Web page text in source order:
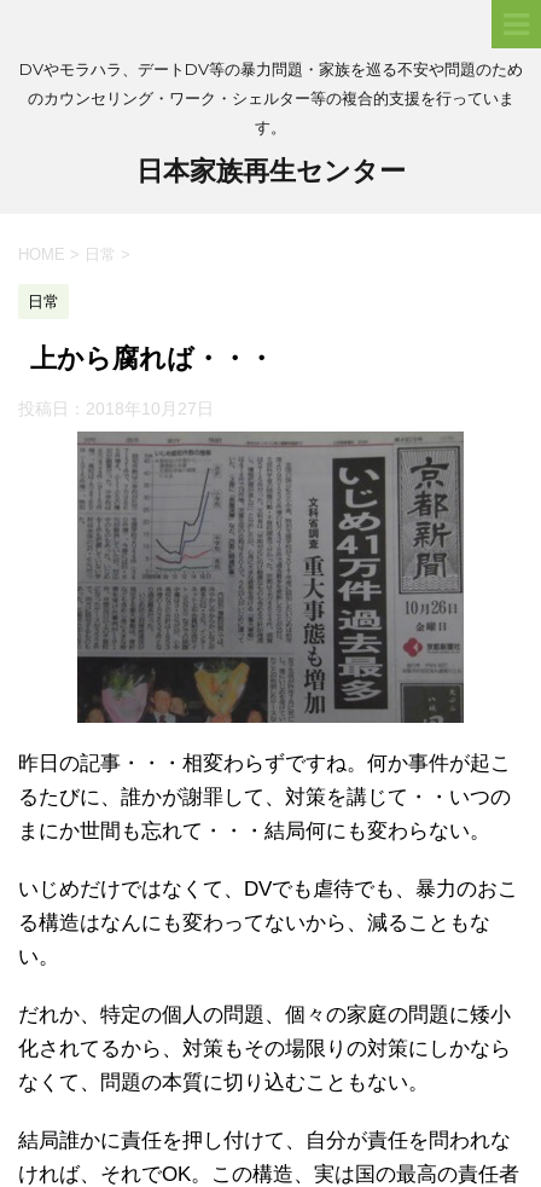
DVやモラハラ、デートDV等の暴力問題・家族を巡る不安や問題のため
のカウンセリング・ワーク・シェルター等の複合的支援を行っていま
す。
日本家族再生センター
HOME > 日常 >
日常
上から腐れば・・・
投稿日： 2018年10月27日
昨日の記事・・・相変わらずですね。何か事件が起こ
るたびに、誰かが謝罪して、対策を講じて・・いつの
まにか世間も忘れて・・・結局何にも変わらない。
いじめだけではなくて、DVでも虐待でも、暴力のおこ
る構造はなんにも変わってないから、減ることもな
い。
だれか、特定の個人の問題、個々の家庭の問題に矮小
化されてるから、対策もその場限りの対策にしかなら
なくて、問題の本質に切り込むこともない。
結局誰かに責任を押し付けて、自分が責任を問われな
ければ、それでOK。この構造、実は国の最高の責任者